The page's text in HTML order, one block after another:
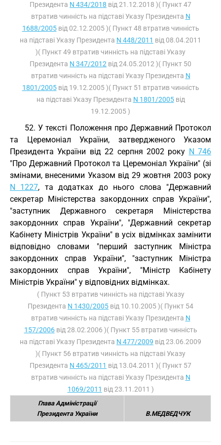
Президента N 434/2018 від 21.12.2018 )( Пункт 47
втратив чинність на підставі Указу Президента N
1688/2005від 02.12.2005 )( Пункт 48 втратив чинність
на підставі Указу Президента N 448/2011 від 08.04.2011
)( Пункт 49 втратив чинність на підставі Указу
Президента N 347/2012 від 24.05.2012 )( Пункт 50
втратив чинність на підставі Указу Президента N
1801/2005від 19.12.2005 )( Пункт 51 втратив чинність
на підставі Указу Президента N 1801/2005від
19.12.2005 )
52. У тексті Положення про Державний Протокол
та Церемоніал України, затвердженого Указом
Президента України від 22 серпня 2002 року N 746
"Про Державний Протокол та Церемоніал України" (зі
змінами, внесеними Указом від 29 жовтня 2003 року
N 1227, та додатках до нього слова "Державний
секретар Міністерства закордонних справ України",
"заступник Державного секретаря Міністерства
закордонних справ України", "Державний секретар
Кабінету Міністрів України" в усіх відмінках замінити
відповідно словами "перший заступник Міністра
закордонних справ України", "заступник Міністра
закордонних справ України", "Міністр Кабінету
Міністрів України" у відповідних відмінках.
( Пункт 53 втратив чинність на підставі Указу
Президента N 1430/2005 від 10.10.2005 )( Пункт 54
втратив чинність на підставі Указу Президента N
157/2006від 28.02.2006 )( Пункт 55 втратив чинність
на підставі Указу Президента N 477/2009 від 23.06.2009
)( Пункт 56 втратив чинність на підставі Указу
Президента N 465/2011 від 13.04.2011 )( Пункт 57
втратив чинність на підставі Указу Президента N
1069/2011 від 23.11.2011 )
Глава Адміністрації
Президента України
В.МЕДВЕДЧУК